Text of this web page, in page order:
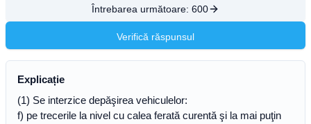
Întrebarea următoare: 600
Verifică răspunsul
Explicație
(1) Se interzice depăşirea vehiculelor:
f) pe trecerile la nivel cu calea ferată curentă şi la mai puţin